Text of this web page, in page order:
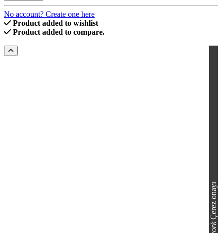
No account? Create one here
Product added to wishlist
Product added to compare.
Çerez onayı